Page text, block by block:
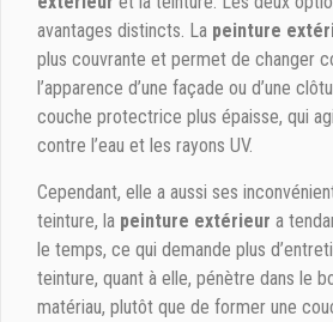
avantages distincts. La peinture
plus couvrante et permet de changer
l’apparence d’une façade ou d’une
couche protectrice plus épaisse, qui
contre l’eau et les rayons UV.
Cependant, elle a aussi ses
teinture, la peinture extérieur a
le temps, ce qui demande plus
teinture, quant à elle, pénètre dans le
matériau, plutôt que de former une